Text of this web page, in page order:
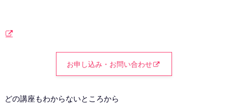
お申し込み・お問い合わせ
どの講座もわからないところから